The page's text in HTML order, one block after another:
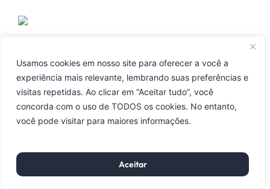
Usamos cookies em nosso site para oferecer a você a
experiência mais relevante, lembrando suas preferências e
visitas repetidas. Ao clicar em “Aceitar tudo”, você
concorda com o uso de TODOS os cookies. No entanto,
você pode visitar para maiores informações.
Aceitar
Você pode pesquisar as operações e utilizar os
botões para vincular ou desvincular as grupos que
realizam o envio ativo:
Retirar um ou mais grupos.
Retirar todos os grupos de forma massiva.